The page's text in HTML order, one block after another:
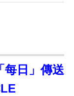
日」傳送